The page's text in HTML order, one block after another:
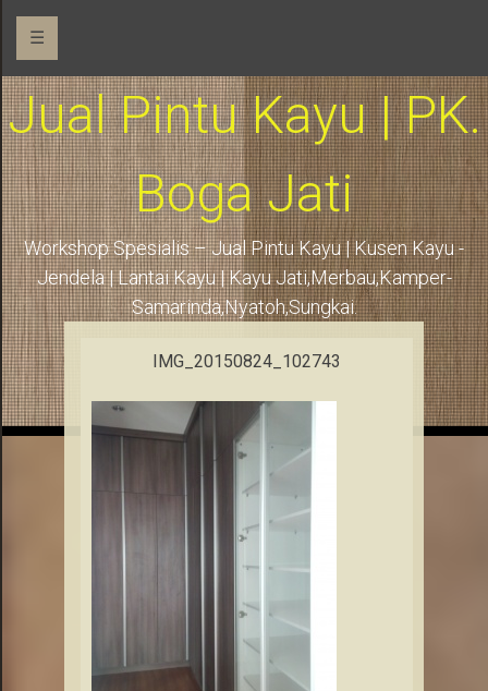
☰
Jual Pintu Kayu | PK.
Boga Jati
Workshop Spesialis – Jual Pintu Kayu | Kusen Kayu -
Jendela | Lantai Kayu | Kayu Jati,Merbau,Kamper-
Samarinda,Nyatoh,Sungkai.
IMG_20150824_102743